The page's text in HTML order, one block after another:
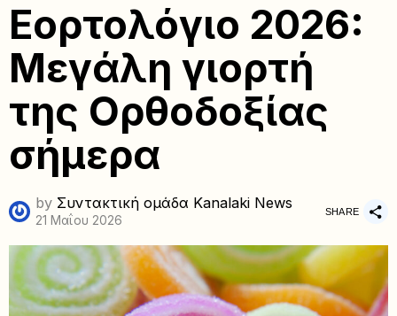
Εορτολόγιο 2026:
Μεγάλη γιορτή
της Ορθοδοξίας
σήμερα
by Συντακτική ομάδα Kanalaki News
21 Μαΐου 2026
SHARE